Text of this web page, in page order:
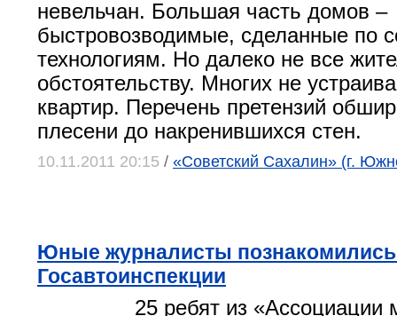
невельчан. Большая часть домов –
быстровозводимые, сделанные по
технологиям. Но далеко не все
обстоятельству. Многих не
квартир. Перечень претензий
плесени до накренившихся стен.
10.11.2011 20:15 / «Советский Сахалин» (г.
Юные журналисты познакомились
Госавтоинспекции
25 ребят из «Ассоциации